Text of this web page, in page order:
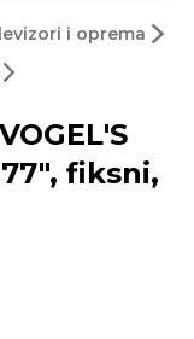
i oprema
fiksni,